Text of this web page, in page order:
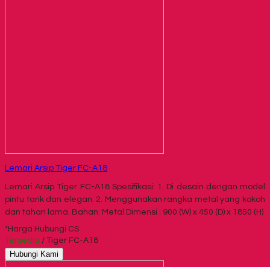
Lemari Arsip Tiger FC-A18
Lemari Arsip Tiger FC-A18 Spesifikasi: 1. Di desain dengan model
pintu tarik dan elegan. 2. Menggunakan rangka metal yang kokoh
dan tahan lama. Bahan: Metal Dimensi : 900 (W) x 450 (D) x 1850 (H)
*Harga Hubungi CS
Tersedia / Tiger FC-A18
Hubungi Kami